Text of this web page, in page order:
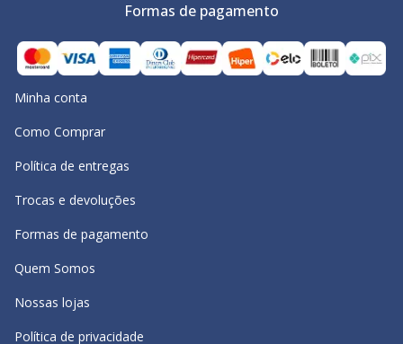
Formas de pagamento
Minha conta
Como Comprar
Política de entregas
Trocas e devoluções
Formas de pagamento
Quem Somos
Nossas lojas
Política de privacidade